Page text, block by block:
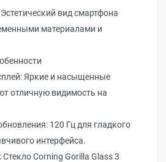
вид смартфона
материалами и
Яркие и насыщенные
отличную видимость на
120 Гц для гладкого
интерфейса.
Corning Gorilla Glass 3